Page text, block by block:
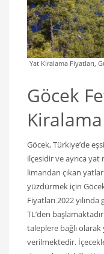
Yat Kiralama Fiyatları,
Göcek
Göcek, Türkiye’de
ilçesidir ve ayrıca
limandan çıkan
yüzdürmek için
Fiyatları 2022
TL’den
taleplere bağlı
verilmektedir.